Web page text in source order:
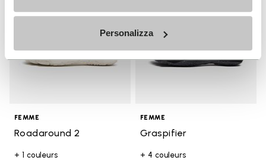
Personalizza
FEMME
Roadaround 2
+ 1 couleurs
FEMME
Graspifier
+ 4 couleurs